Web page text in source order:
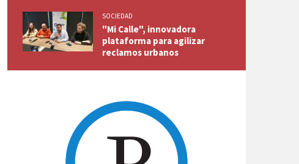
SOCIEDAD
"Mi Calle", innovadora
plataforma para agilizar
reclamos urbanos